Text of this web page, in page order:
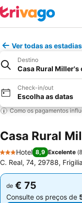
Ver todas as
Destino
Casa Rural Miller's
Check-in/out
Escolha as datas
Como os pagamentos
Casa Rural
3 Estrelas
Hotel 8,9 Excelente (
C. Real, 74, 29788,
de € 75
Consulte os preços de
de € 75
Consulte os preços de